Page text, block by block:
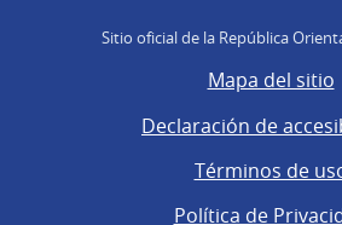
Sitio oficial de la República
Mapa del sitio
Declaración de
Términos de
Política de